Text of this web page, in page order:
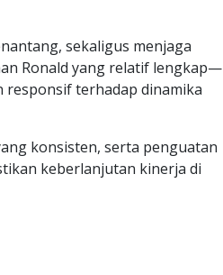
sekaligus menjaga
Ronald yang relatif lengkap—
terhadap dinamika
konsisten, serta penguatan
keberlanjutan kinerja di